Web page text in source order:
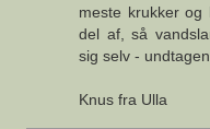
meste krukker
del af, så
sig selv -
Knus fra Ulla